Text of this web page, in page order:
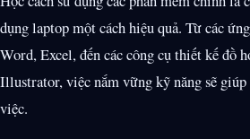
dụng laptop một cách hiệu quả. Từ các
Word, Excel, đến các công cụ thiết kế đồ
Illustrator, việc nắm vững kỹ năng sẽ
việc.